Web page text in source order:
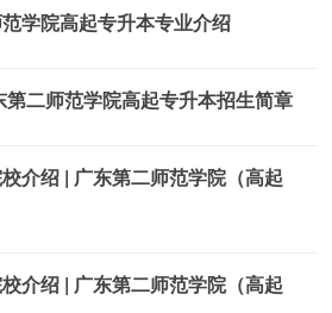
学院高起专升本专业介绍
二师范学院高起专升本招生简章
介绍 | 广东第二师范学院（高起
介绍 | 广东第二师范学院（高起